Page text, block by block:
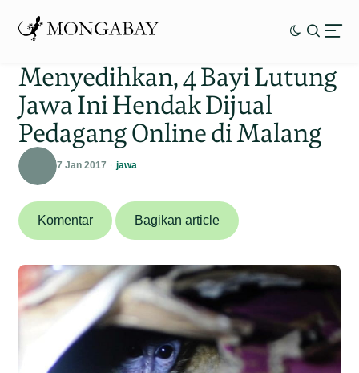
Menyedihkan, 4 Bayi Lutung
Jawa Ini Hendak Dijual
Pedagang Online di Malang
7 Jan 2017 jawa
Komentar Bagikan article